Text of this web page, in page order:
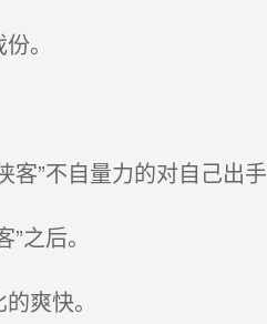
。
”不自量力的对自己出手
之后。
爽快。